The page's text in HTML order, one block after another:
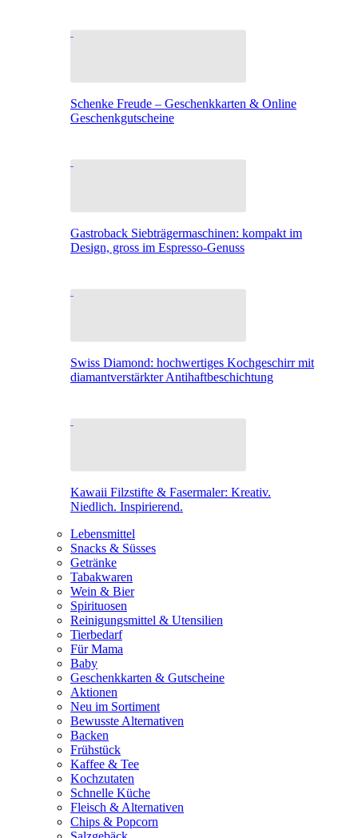
Schenke Freude – Geschenkkarten & Online
Geschenkgutscheine
Gastroback Siebträgermaschinen: kompakt im
Design, gross im Espresso-Genuss
Swiss Diamond: hochwertiges Kochgeschirr mit
diamantverstärkter Antihaftbeschichtung
Kawaii Filzstifte & Fasermaler: Kreativ.
Niedlich. Inspirierend.
Lebensmittel
Snacks & Süsses
Getränke
Tabakwaren
Wein & Bier
Spirituosen
Reinigungsmittel & Utensilien
Tierbedarf
Für Mama
Baby
Geschenkkarten & Gutscheine
Aktionen
Neu im Sortiment
Bewusste Alternativen
Backen
Frühstück
Kaffee & Tee
Kochzutaten
Schnelle Küche
Fleisch & Alternativen
Chips & Popcorn